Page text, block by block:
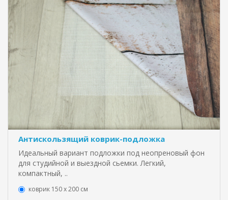
Антискользящий коврик-подложка
Идеальный вариант подложки под неопреновый фон
для студийной и выездной сьемки. Легкий,
компактный, ..
коврик 150 х 200 см